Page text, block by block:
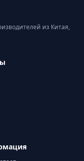
из Китая,